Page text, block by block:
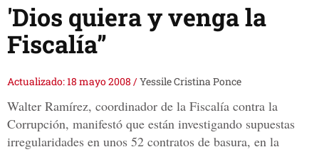
'Dios quiera y venga la
Fiscalía”
Actualizado: 18 mayo 2008 /Yessile Cristina Ponce
Walter Ramírez, coordinador de la Fiscalía contra la
Corrupción, manifestó que están investigando supuestas
irregularidades en unos 52 contratos de basura, en la